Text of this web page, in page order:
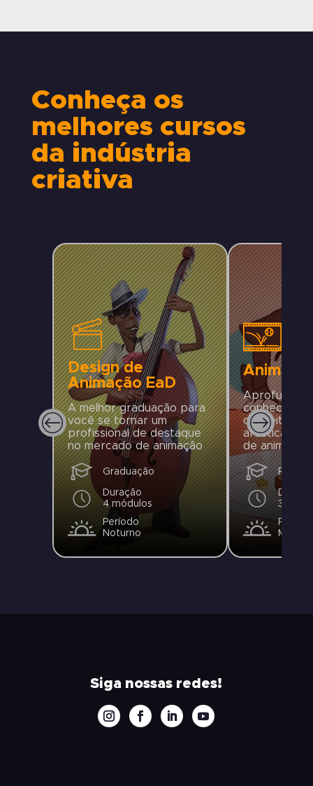
Conheça os
melhores cursos
da indústria
criativa
Design de
Animação EaD
A melhor graduação para
você se tornar um
profissional de destaque
no mercado de animação
Graduação
Duração
4 módulos
Período
Noturno
Aprofunde
conceitos,
artísticas e
de animação
Pós-
3
Siga nossas redes!